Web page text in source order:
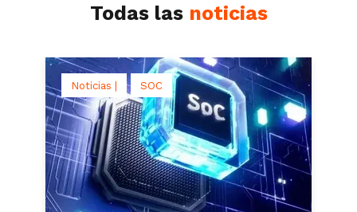
Todas las noticias
Noticias | SOC